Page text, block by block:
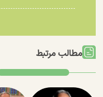
مطالب مرتبط